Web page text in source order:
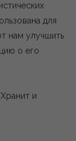
для
нам улучшить
о его
и